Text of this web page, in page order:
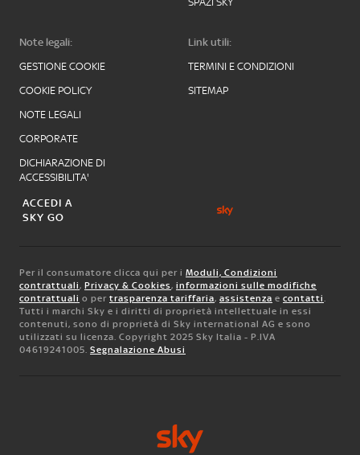
Note legali:
GESTIONE COOKIE
COOKIE POLICY
NOTE LEGALI
CORPORATE
DICHIARAZIONE DI
ACCESSIBILITA'
Link utili:
TERMINI E CONDIZIONI
SITEMAP
ACCEDI A
SKY GO
Per il consumatore clicca qui per i Moduli, Condizioni
contrattuali, Privacy & Cookies, informazioni sulle modifiche
contrattuali o per trasparenza tariffaria, assistenza e contatti.
Tutti i marchi Sky e i diritti di proprietà intellettuale in essi
contenuti, sono di proprietà di Sky international AG e sono
utilizzati su licenza. Copyright 2025 Sky Italia - P.IVA
04619241005. Segnalazione Abusi